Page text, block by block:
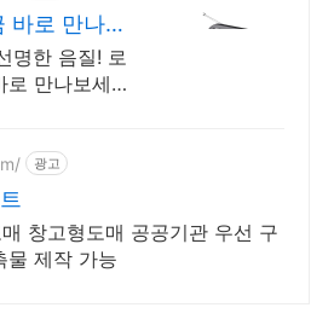
바로 만나보
명한 음질! 로
만나보세요.
광고
창고형도매 공공기관 우선 구
촉물 제작 가능